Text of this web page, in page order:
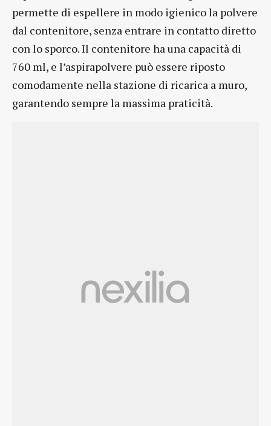
permette di espellere in modo igienico la polvere
dal contenitore, senza entrare in contatto diretto
con lo sporco. Il contenitore ha una capacità di
760 ml, e l’aspirapolvere può essere riposto
comodamente nella stazione di ricarica a muro,
garantendo sempre la massima praticità.